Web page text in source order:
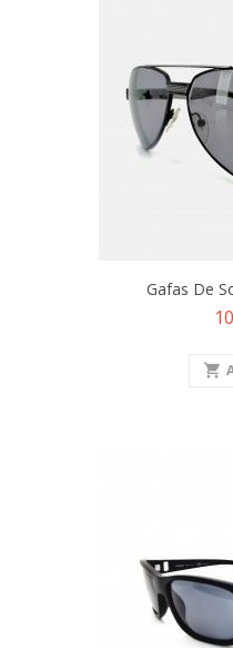
Gafas De
shopping_cart